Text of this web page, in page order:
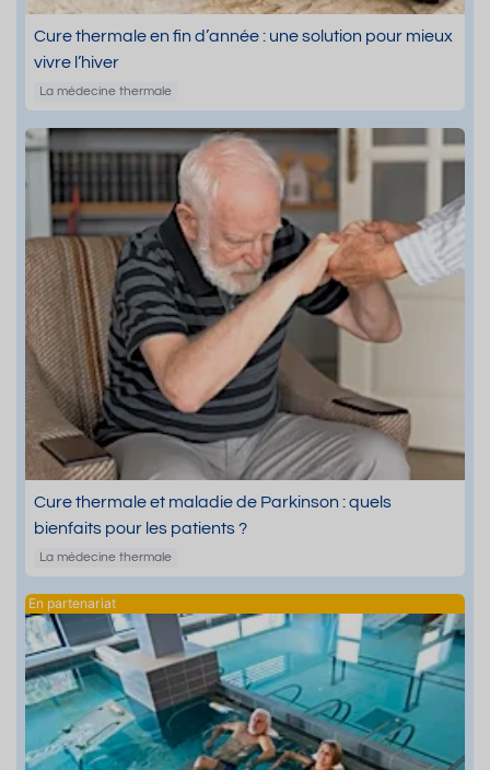
Cure thermale en fin d’année : une solution pour mieux
vivre l’hiver
La médecine thermale
Cure thermale et maladie de Parkinson : quels
bienfaits pour les patients ?
La médecine thermale